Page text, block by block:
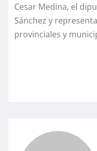
Cesar Medina, el
Sánchez y
provinciales y